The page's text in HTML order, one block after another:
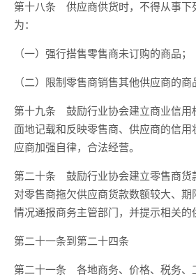
第十八条 供应商供货时，不得从事下
为：
（一）强行搭售零售商未订购的商品；
（二）限制零售商销售其他供应商的商
第十九条 鼓励行业协会建立商业信用
面地记载和反映零售商、供应商的信
应商加强自律，合法经营。
第二十条 鼓励行业协会建立零售商货
对零售商拖欠供应商货款数额较大、
情况通报商务主管部门，并提示相关的
第二十一条到第二十四条
第二十一条 各地商务、价格、税务、